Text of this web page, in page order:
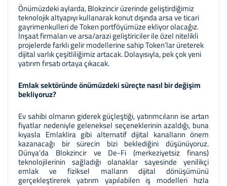
Önümüzdeki aylarda, Blokzincir üzerinde geliştirdiğimiz
teknolojik altyapıyı kullanarak konut dışında arsa ve ticari
gayrimenkulleri de Token portföyümüze ekliyor olacağız.
İnşaat firmaları ve arsa/arazi geliştiriciler ile özel nitelikli
projelerde farklı gelir modellerine sahip Token’lar üreterek
dijital varlık çeşitliliğimiz artacak. Dolayısıyla, pek çok yeni
yatırım fırsatı ortaya çıkacak.
Emlaksektöründe önümüzdeki süreçte nasıl bir değişim
bekliyoruz?
Ev sahibi olmanın giderek güçleştiği, yatırımcıların ise artan
fiyatlar nedeniyle geleneksel seçeneklerinin azaldığı, buna
kıyasla Emlaklira gibi alternatif dijital kanalların önem
kazanacağı bir sürecin bizi beklediğini düşünüyoruz.
Dünya’da Blokzincir ve De-Fi (merkeziyetsiz finans)
teknolojilerinin sağladığı olanaklar sayesinde yenilikçi
emlak ve fiziksel malların dijital dönüşümünü
gerçekleştirerek yatırım yapılabilen iş modelleri hızla